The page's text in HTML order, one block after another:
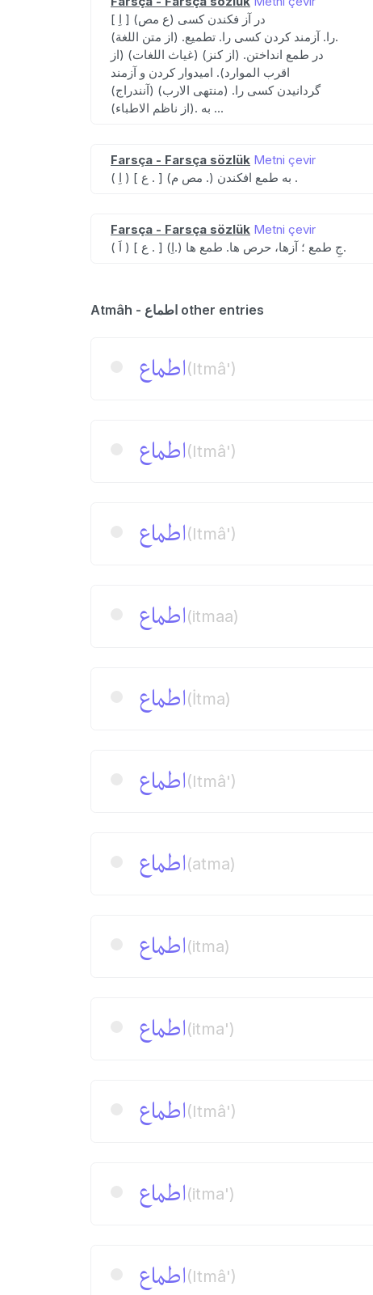
[ اِ ] (ع مص) در آز فکندن کسی
را. آزمند کردن کسی را. تطمیع. (از متن اللغة).
در طمع انداختن. (از کنز) (غیاث اللغات) (از
اقرب الموارد). امیدوار کردن و آزمند
گردانیدن کسی را. (منتهی الارب) (آنندراج)
(از ناظم الاطباء). به ...
Farsça - Farsça sözlük Metni çevir
( اِ ) [ ع . ] (مص م .) به طمع افکندن .
Farsça - Farsça sözlük Metni çevir
( اَ ) [ ع . ] (اِ.) جِ طمع ؛ آزها، حرص ها. طمع ها.
Atmâh - اطماع other entries
اطماع(Itmâ')
اطماع(Itmâ')
اطماع(Itmâ')
اطماع(itmaa)
اطماع(İtma)
اطماع(Itmâ')
اطماع(atma)
اطماع(itma)
اطماع(itma')
اطماع(Itmâ')
اطماع(itma')
اطماع(Itmâ')